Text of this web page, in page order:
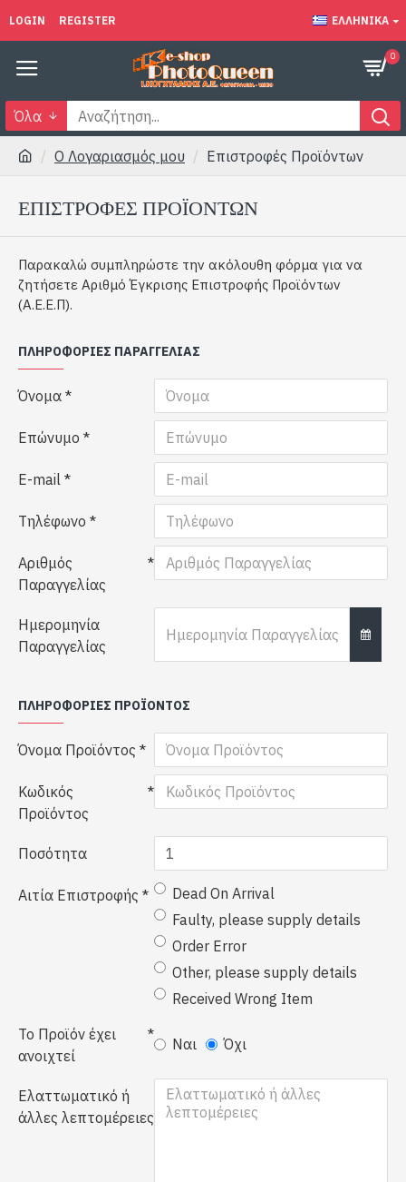
LOGIN REGISTER ΕΛΛΗΝΙΚΆ
0
Όλα
O Λογαριασμός μου Επιστροφές Προϊόντων
ΕΠΙΣΤΡΟΦΈΣ ΠΡΟΪΌΝΤΩΝ
Παρακαλώ συμπληρώστε την ακόλουθη φόρμα για να
ζητήσετε Αριθμό Έγκρισης Επιστροφής Προϊόντων
(Α.Ε.Ε.Π).
ΠΛΗΡΟΦΟΡΊΕΣ ΠΑΡΑΓΓΕΛΊΑΣ
Όνομα
Επώνυμο
E-mail
Τηλέφωνο
Αριθμός
Παραγγελίας
Ημερομηνία
Παραγγελίας
ΠΛΗΡΟΦΟΡΊΕΣ ΠΡΟΪΌΝΤΟΣ
Όνομα Προϊόντος
Κωδικός
Προϊόντος
Ποσότητα
Αιτία Επιστροφής
Dead On Arrival
Faulty, please supply details
Order Error
Other, please supply details
Received Wrong Item
Το Προϊόν έχει
ανοιχτεί
Ναι Όχι
Ελαττωματικό ή
άλλες λεπτομέρειες